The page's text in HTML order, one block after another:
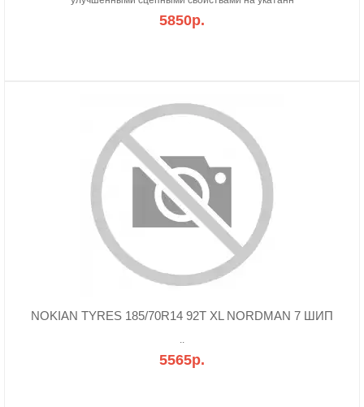
5850р.
NOKIAN TYRES 185/70R14 92T XL NORDMAN 7 ШИП
..
5565р.